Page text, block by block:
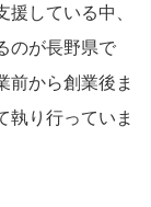
している中、
のが長野県で
前から創業後ま
執り行っていま